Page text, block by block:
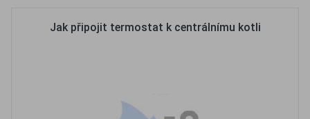
Jak připojit termostat k centrálnímu kotli